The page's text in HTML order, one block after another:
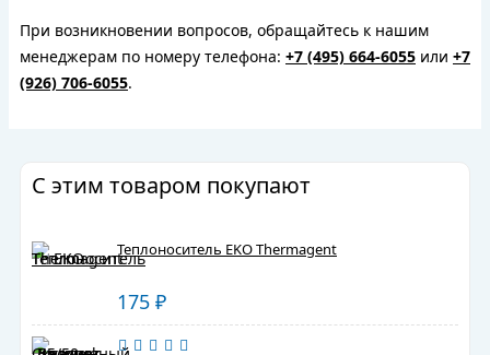
При возникновении вопросов, обращайтесь к нашим
менеджерам по номеру телефона: +7 (495) 664-6055 или +7
(926) 706-6055.
С этим товаром покупают
Теплоноситель EKO Thermagent
175 ₽